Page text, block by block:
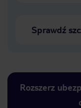
Sprawdź
Rozszerz